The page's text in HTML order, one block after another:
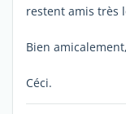
restent amis très
Bien
Céci.